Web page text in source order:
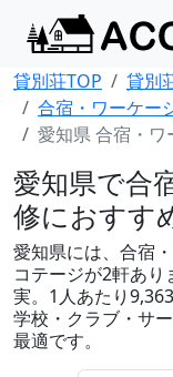
貸別荘TOP
貸別
合宿・ワーケー
愛知県 合宿・
愛知県で合
修におすす
愛知県には、合宿
コテージが2軒あ
実。1人あたり
学校・クラブ・サ
最適です。